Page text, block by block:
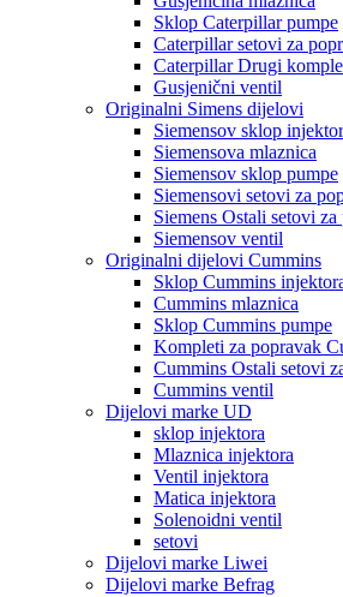
Sklop Caterpillar pumpe
Caterpillar setovi za
Caterpillar Drugi
Gusjenični ventil
Originalni Simens dijelovi
Siemensov sklop
Siemensova mlaznica
Siemensov sklop pumpe
Siemensovi setovi za
Siemens Ostali setovi
Siemensov ventil
Originalni dijelovi Cummins
Sklop Cummins
Cummins mlaznica
Sklop Cummins pumpe
Kompleti za popravak
Cummins Ostali setovi
Cummins ventil
Dijelovi marke UD
sklop injektora
Mlaznica injektora
Ventil injektora
Matica injektora
Solenoidni ventil
setovi
Dijelovi marke Liwei
Dijelovi marke Befrag